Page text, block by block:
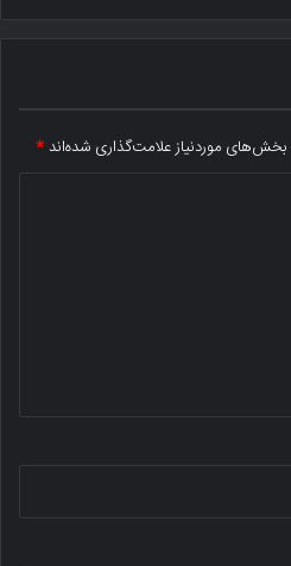
بخش‌های موردنیاز علامت‌گذاری شده‌اند*